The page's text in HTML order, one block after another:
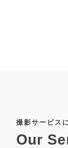
撮影サービス
Our